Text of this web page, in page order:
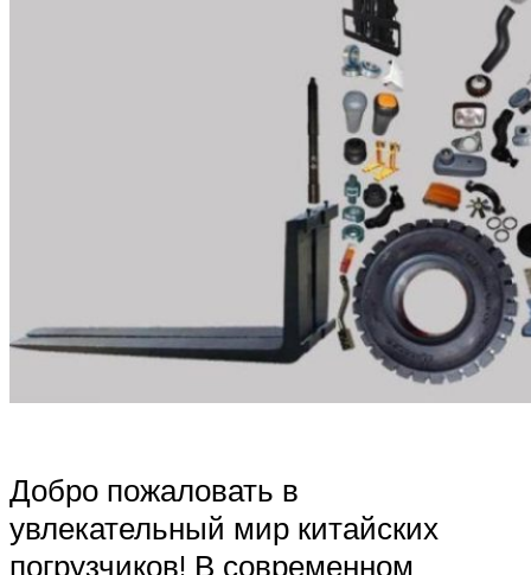
Добро пожаловать в
увлекательный мир китайских
погрузчиков! В современном